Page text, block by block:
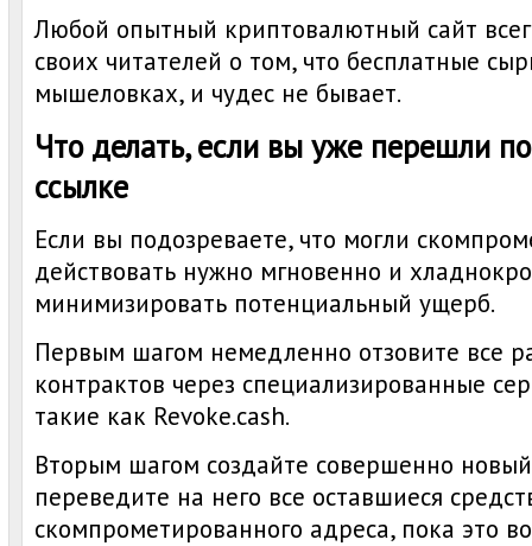
Любой опытный криптовалютный сайт
своих читателей о том, что бесплатные
мышеловках, и чудес не бывает.
Что делать, если вы уже перешли
ссылке
Если вы подозреваете, что могли
действовать нужно мгновенно и
минимизировать потенциальный ущерб.
Первым шагом немедленно отзовите все
контрактов через специализированные
такие как Revoke.cash.
Вторым шагом создайте совершенно
переведите на него все оставшиеся
скомпрометированного адреса, пока это